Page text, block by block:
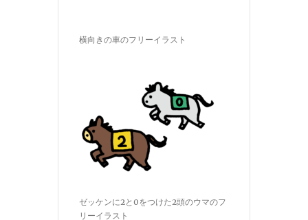
横向きの車のフリーイラスト
ゼッケンに2と0をつけた2頭のウマのフ
リーイラスト